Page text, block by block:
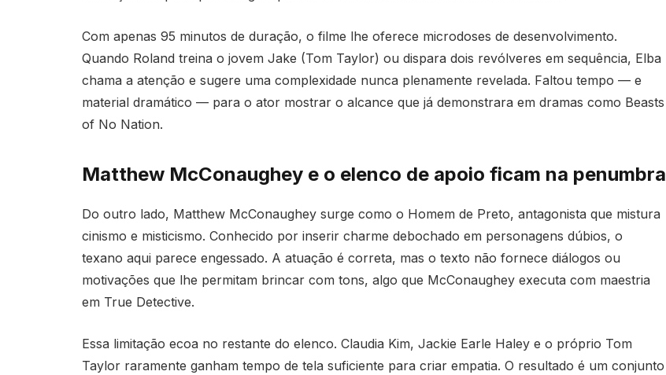
Com apenas 95 minutos de duração, o filme lhe oferece microdoses de desenvolvimento.
Quando Roland treina o jovem Jake (Tom Taylor) ou dispara dois revólveres em sequência, Elba
chama a atenção e sugere uma complexidade nunca plenamente revelada. Faltou tempo — e
material dramático — para o ator mostrar o alcance que já demonstrara em dramas como Beasts
of No Nation.
Matthew McConaughey e o elenco de apoio ficam na penumbra
Do outro lado, Matthew McConaughey surge como o Homem de Preto, antagonista que mistura
cinismo e misticismo. Conhecido por inserir charme debochado em personagens dúbios, o
texano aqui parece engessado. A atuação é correta, mas o texto não fornece diálogos ou
motivações que lhe permitam brincar com tons, algo que McConaughey executa com maestria
em True Detective.
Essa limitação ecoa no restante do elenco. Claudia Kim, Jackie Earle Haley e o próprio Tom
Taylor raramente ganham tempo de tela suficiente para criar empatia. O resultado é um conjunto